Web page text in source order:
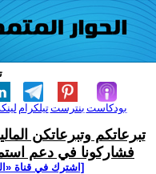
تيلكرامبنترست بودكاست
تبرعاتكم وتبرعاتكن
فشاركونا في دعم
[اشترك في قناة